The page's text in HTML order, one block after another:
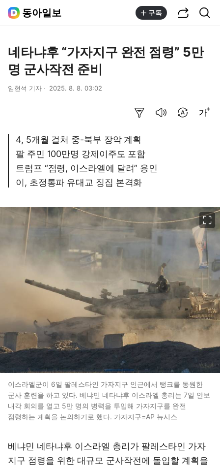
동아일보 구독
네타냐후 “가자지구 완전 점령” 5만
명 군사작전 준비
임현석 기자 2025. 8. 8. 03:02
4, 5개월 걸쳐 중-북부 장악 계획
팔 주민 100만명 강제이주도 포함
트럼프 “점령, 이스라엘에 달려” 용인
이, 초정통파 유대교 징집 본격화
이스라엘군이 6일 팔레스타인 가자지구 인근에서 탱크를 동원한
군사 훈련을 하고 있다. 베냐민 네타냐후 이스라엘 총리는 7일 안보
내각 회의를 열고 5만 명의 병력을 투입해 가자지구를 완전
점령하는 계획을 논의하기로 했다. 가자지구=AP 뉴시스
베냐민 네타냐후 이스라엘 총리가 팔레스타인 가자
지구 점령을 위한 대규모 군사작전에 돌입할 계획을